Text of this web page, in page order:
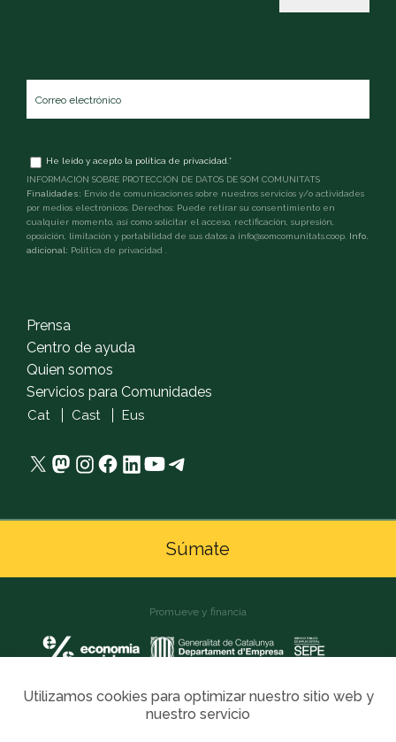
Utilizamos cookies para optimizar nuestro sitio web y
nuestro servicio
electrónico*
Términos
y
condiciones
He leído y acepto la política de privacidad.*
INFORMACIÓN SOBRE PROTECCIÓN DE DATOS DE SOM COMUNITATS
Finalidades: Envío de comunicaciones sobre nuestros servicios y/o actividades
por medios electrónicos. Derechos: Puede retirar su consentimiento en
cualquier momento, así como solicitar el acceso, rectificación, supresión,
oposición, limitación y portabilidad de sus datos a info@somcomunitats.coop. Info.
adicional: Política de privacidad .
Prensa
Centro de ayuda
Quien somos
Servicios para Comunidades
Cat Cast Eus
X Mastodon
Instagram
Facebook
LinkedIn
YouTube
Telegram
Súmate
Promueve y financia